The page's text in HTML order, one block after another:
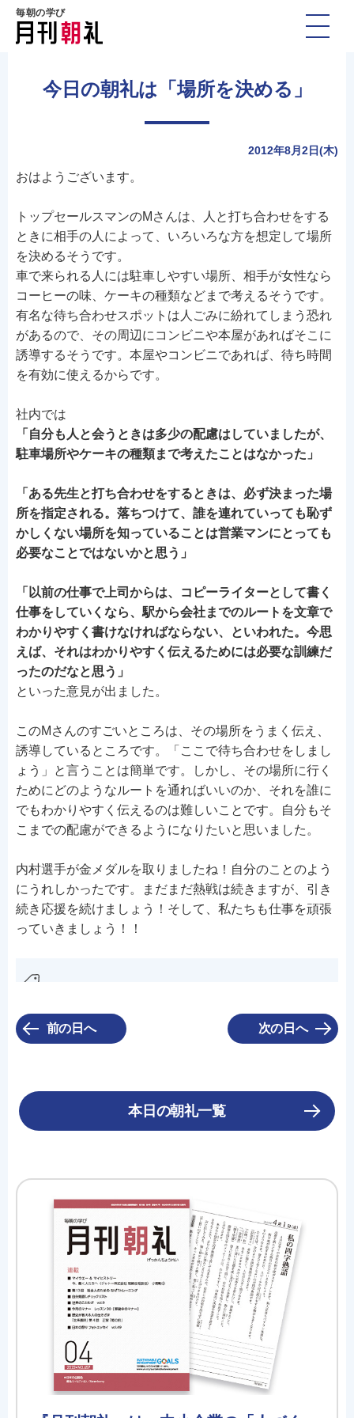
毎朝の学び
今日の朝礼は「場所を決める」
2012年8月2日(木)
おはようございます。
トップセールスマンのMさんは、人と打ち合わせをする
ときに相手の人によって、いろいろな方を想定して場所
を決めるそうです。
車で来られる人には駐車しやすい場所、相手が女性なら
コーヒーの味、ケーキの種類などまで考えるそうです。
有名な待ち合わせスポットは人ごみに紛れてしまう恐れ
があるので、その周辺にコンビニや本屋があればそこに
誘導するそうです。本屋やコンビニであれば、待ち時間
を有効に使えるからです。
社内では
「自分も人と会うときは多少の配慮はしていましたが、
駐車場所やケーキの種類まで考えたことはなかった」
「ある先生と打ち合わせをするときは、必ず決まった場
所を指定される。落ちつけて、誰を連れていっても恥ず
かしくない場所を知っていることは営業マンにとっても
必要なことではないかと思う」
「以前の仕事で上司からは、コピーライターとして書く
仕事をしていくなら、駅から会社までのルートを文章で
わかりやすく書けなければならない、といわれた。今思
えば、それはわかりやすく伝えるためには必要な訓練だ
ったのだなと思う」
といった意見が出ました。
このMさんのすごいところは、その場所をうまく伝え、
誘導しているところです。「ここで待ち合わせをしまし
ょう」と言うことは簡単です。しかし、その場所に行く
ためにどのようなルートを通ればいいのか、それを誰に
でもわかりやすく伝えるのは難しいことです。自分もそ
こまでの配慮ができるようになりたいと思いました。
内村選手が金メダルを取りましたね！自分のことのよう
にうれしかったです。まだまだ熱戦は続きますが、引き
続き応援を続けましょう！そして、私たちも仕事を頑張
っていきましょう！！
前の日へ 次の日へ
本日の朝礼一覧